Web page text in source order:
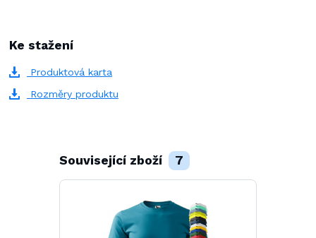
Ke stažení
Produktová karta
Rozměry produktu
Související zboží 7